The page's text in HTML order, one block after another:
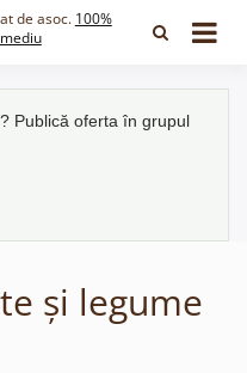
de asoc. 100%
Publică oferta în grupul
și legume